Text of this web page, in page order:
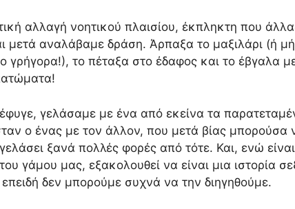
αλλαγή νοητικού πλαισίου, έκπληκτη που
μετά αναλάβαμε δράση. Άρπαξα το μαξιλάρι (ή
γρήγορα!), το πέταξα στο έδαφος και το έβγαλα
γελάσαμε με ένα από εκείνα τα
ο ένας με τον άλλον, που μετά βίας
ξανά πολλές φορές από τότε. Και, ενώ
γάμου μας, εξακολουθεί να είναι μια ιστορία
δεν μπορούμε συχνά να την διηγηθούμε.